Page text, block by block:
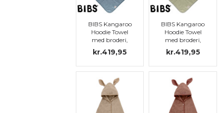
BIBS Kangaroo
Hoodie Towel
med broderi,
kr.419,95
BIBS Kangaroo
Hoodie Towel
med broderi,
kr.419,95